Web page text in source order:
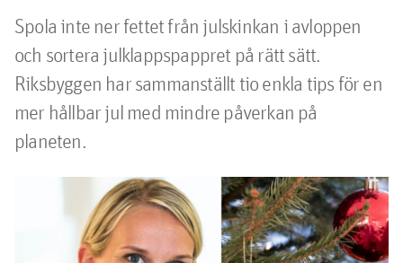
Spola inte ner fettet från julskinkan i avloppen
och sortera julklappspappret på rätt sätt.
Riksbyggen har sammanställt tio enkla tips för en
mer hållbar jul med mindre påverkan på
planeten.